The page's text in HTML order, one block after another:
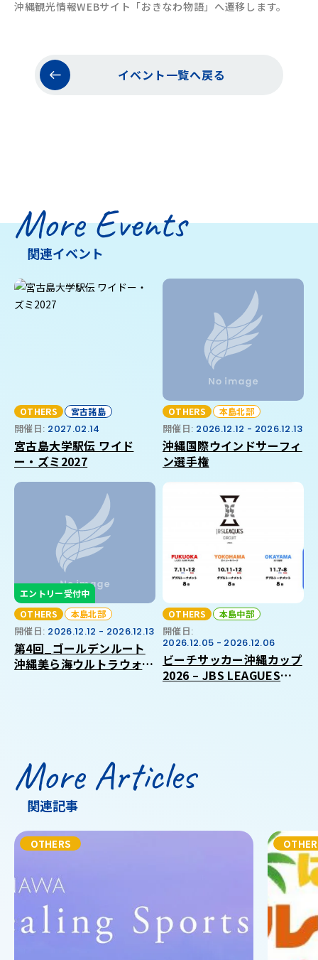
沖縄観光情報WEBサイト「おきなわ物語」へ遷移します。
イベント一覧へ戻る
More Events
関連イベント
OTHERS 宮古諸島
開催日: 2027.02.14
宮古島大学駅伝 ワイド
ー・ズミ2027
OTHERS 本島北部
開催日: 2026.12.12 - 2026.12.13
沖縄国際ウインドサーフィ
ン選手権
エントリー受付中
OTHERS
本島北部
開催日: 2026.12.12 - 2026.12.13
第4回_ゴールデンルート
沖縄美ら海ウルトラウォー
OTHERS 本島中部
開催日:
2026.12.05 - 2026.12.06
ビーチサッカー沖縄カップ
2026 – JBS LEAGUES
More Articles
関連記事
OTHERS